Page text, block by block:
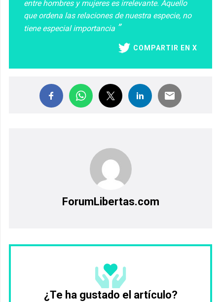
entre hombres y mujeres es irrelevante. Aquello
que ordena las relaciones de nuestra especie, no
tiene especial importancia
COMPARTIR EN X
ForumLibertas.com
¿Te ha gustado el artículo?